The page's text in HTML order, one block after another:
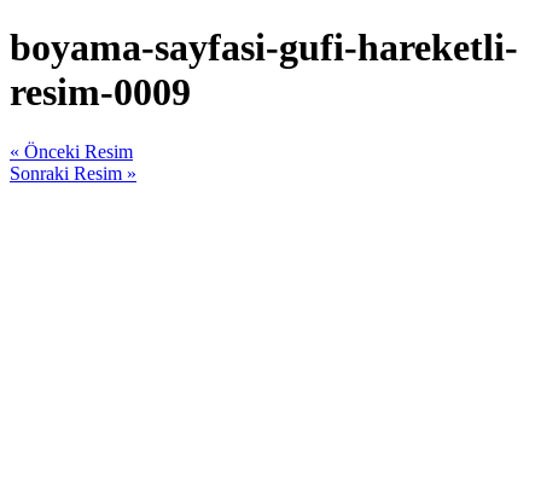
boyama-sayfasi-gufi-hareketli-
resim-0009
« Önceki Resim
Sonraki Resim »